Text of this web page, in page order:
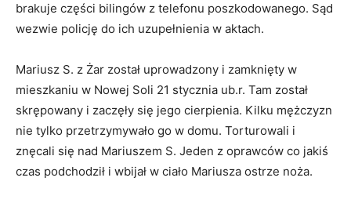
brakuje części bilingów z telefonu poszkodowanego. Sąd
wezwie policję do ich uzupełnienia w aktach.
Mariusz S. z Żar został uprowadzony i zamknięty w
mieszkaniu w Nowej Soli 21 stycznia ub.r. Tam został
skrępowany i zaczęły się jego cierpienia. Kilku mężczyzn
nie tylko przetrzymywało go w domu. Torturowali i
znęcali się nad Mariuszem S. Jeden z oprawców co jakiś
czas podchodził i wbijał w ciało Mariusza ostrze noża.